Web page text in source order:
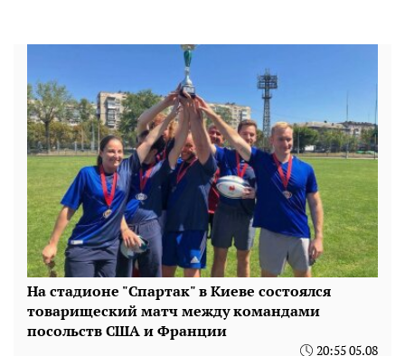
На стадионе "Спартак" в Киеве состоялся
товарищеский матч между командами
посольств США и Франции
20:55 05.08